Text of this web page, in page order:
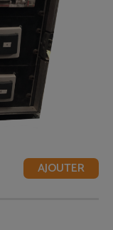
AJOUTER